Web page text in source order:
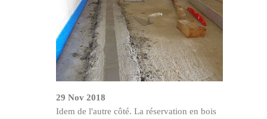
29 Nov 2018
Idem de l'autre côté. La réservation en bois